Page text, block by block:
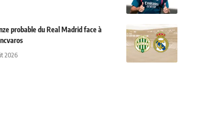
probable du Real Madrid face à
2026